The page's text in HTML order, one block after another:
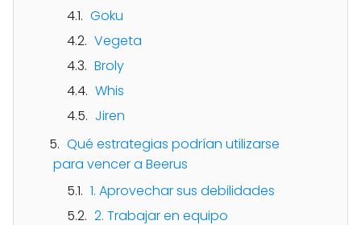
Goku
Vegeta
Broly
Whis
Jiren
Qué estrategias podrían utilizarse
para vencer a Beerus
1. Aprovechar sus debilidades
2. Trabajar en equipo